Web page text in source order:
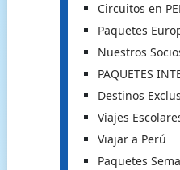
Circuitos en
Paquetes
Nuestros
PAQUETES
Destinos
Viajes
Viajar a Perú
Paquetes